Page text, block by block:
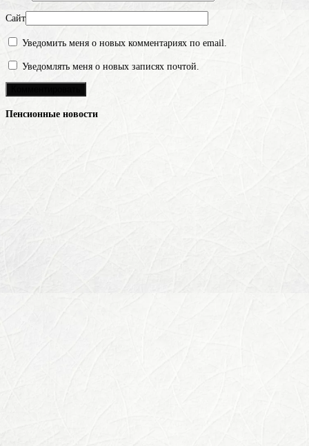
Сайт
Уведомить меня о новых комментариях по email.
Уведомлять меня о новых записях почтой.
Пенсионные новости